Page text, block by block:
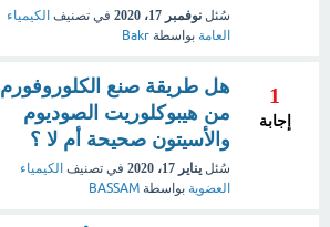
سُئل نوفمبر 17، 2020 في تصنيف الكيمياء
العامة بواسطة Bakr
1
إجابة
هل طريقة صنع الكلوروفورم
من هيبوكلوريت الصوديوم
والأسيتون صحيحة أم لا ؟
سُئل يناير 17، 2020 في تصنيف الكيمياء
العضوية بواسطة BASSAM